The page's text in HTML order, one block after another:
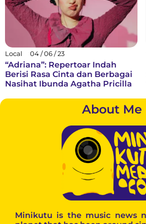
Local 04 / 06 / 23
“Adriana”: Repertoar Indah
Berisi Rasa Cinta dan Berbagai
Nasihat Ibunda Agatha Pricilla
About Me
Minikutu is the music news